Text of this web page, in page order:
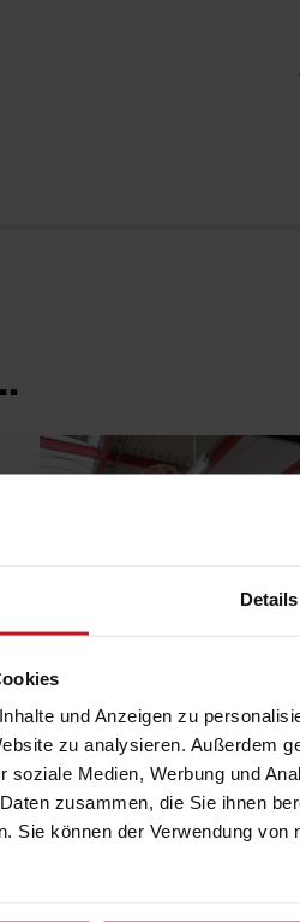
Details
und Anzeigen zu
zu analysieren. Außerdem
soziale Medien, Werbung und
zusammen, die Sie ihnen
Sie können der Verwendung
Ausbildung